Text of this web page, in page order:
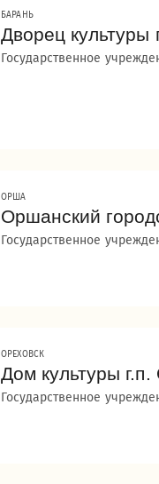
БАРАНЬ
Дворец культуры
Государственное
ОРША
Оршанский
Государственное
ОРЕХОВСК
Дом культуры
Государственное